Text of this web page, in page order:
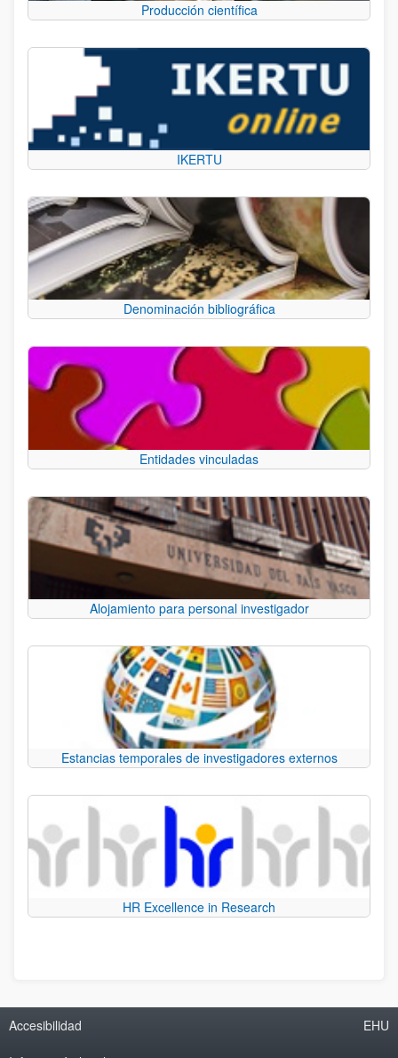
Producción científica
IKERTU
Denominación bibliográfica
Entidades vinculadas
Alojamiento para personal investigador
Estancias temporales de investigadores externos
HR Excellence in Research
Accesibilidad EHU